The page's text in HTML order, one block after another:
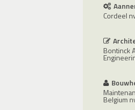
Cordeel
Bontinck
Belgium